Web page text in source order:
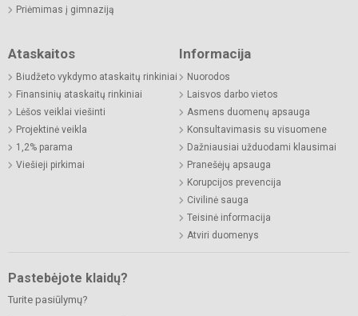
Priėmimas į gimnaziją
Ataskaitos
Biudžeto vykdymo ataskaitų rinkiniai
Finansinių ataskaitų rinkiniai
Lėšos veiklai viešinti
Projektinė veikla
1,2% parama
Viešieji pirkimai
Informacija
Nuorodos
Laisvos darbo vietos
Asmens duomenų apsauga
Konsultavimasis su visuomene
Dažniausiai užduodami klausimai
Pranešėjų apsauga
Korupcijos prevencija
Civilinė sauga
Teisinė informacija
Atviri duomenys
Pastebėjote klaidų?
Turite pasiūlymų?